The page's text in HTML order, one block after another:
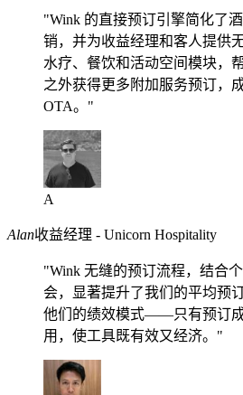
"Wink 的直接预订引擎简化了
销，并为收益经理和客人提供
水疗、餐饮和活动空间模块，
之外获得更多附加服务预订，
OTA。"
A
Alan收益经理 - Unicorn Hospitality
"Wink 无缝的预订流程，结合
会，显著提升了我们的平均预
他们的绩效模式——只有预订
用，使工具既有效又经济。"